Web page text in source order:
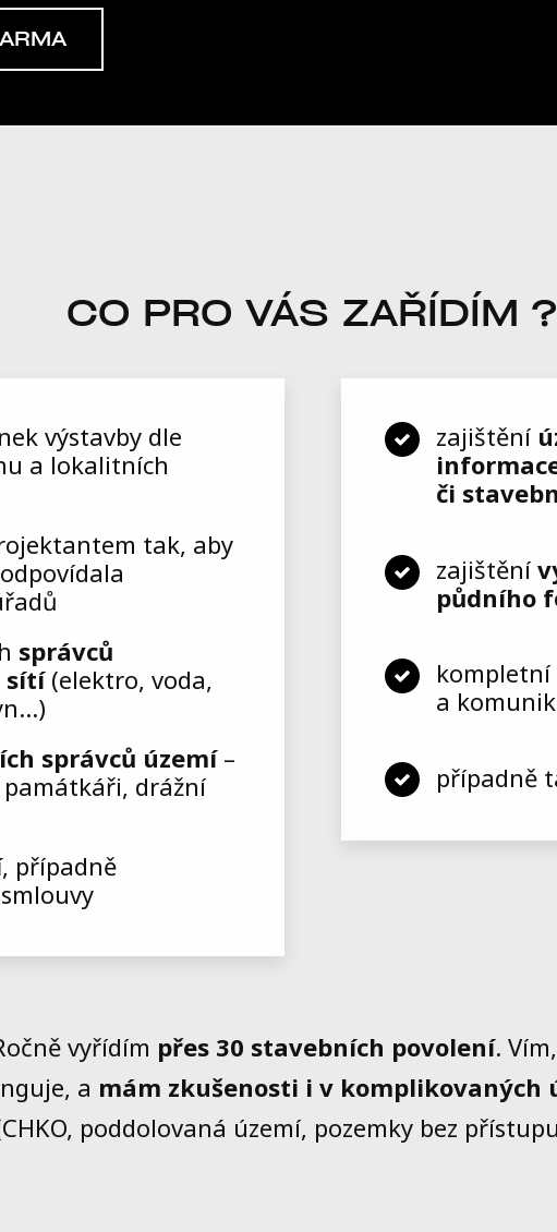
CO PRO VÁS ZAŘÍDÍM ?
výstavby dle
a lokalitních
tak, aby
správců
sítí (elektro, voda,
správců území –
památkáři, drážní
, případně
zajištění
či
zajištění
půdního
a
případně
vyřídím přes 30 stavebních povolení.
a mám zkušenosti i v komplikovaných
poddolovaná území, pozemky bez